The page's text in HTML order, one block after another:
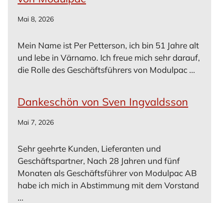
Mai 8, 2026
Mein Name ist Per Petterson, ich bin 51 Jahre alt
und lebe in Värnamo. Ich freue mich sehr darauf,
die Rolle des Geschäftsführers von Modulpac ...
Dankeschön von Sven Ingvaldsson
Mai 7, 2026
Sehr geehrte Kunden, Lieferanten und
Geschäftspartner, Nach 28 Jahren und fünf
Monaten als Geschäftsführer von Modulpac AB
habe ich mich in Abstimmung mit dem Vorstand
...